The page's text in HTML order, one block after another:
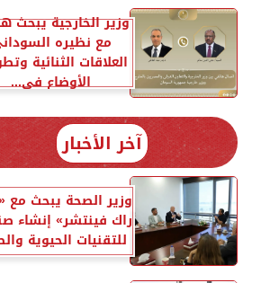
وزير الخارجية يبحث
مع نظيره
العلاقات الثنائية
الأوضاع في...
آخر الأخبار
وزير الصحة يبحث مع
راك فينتشر» إنشاء
للتقنيات الحيوية